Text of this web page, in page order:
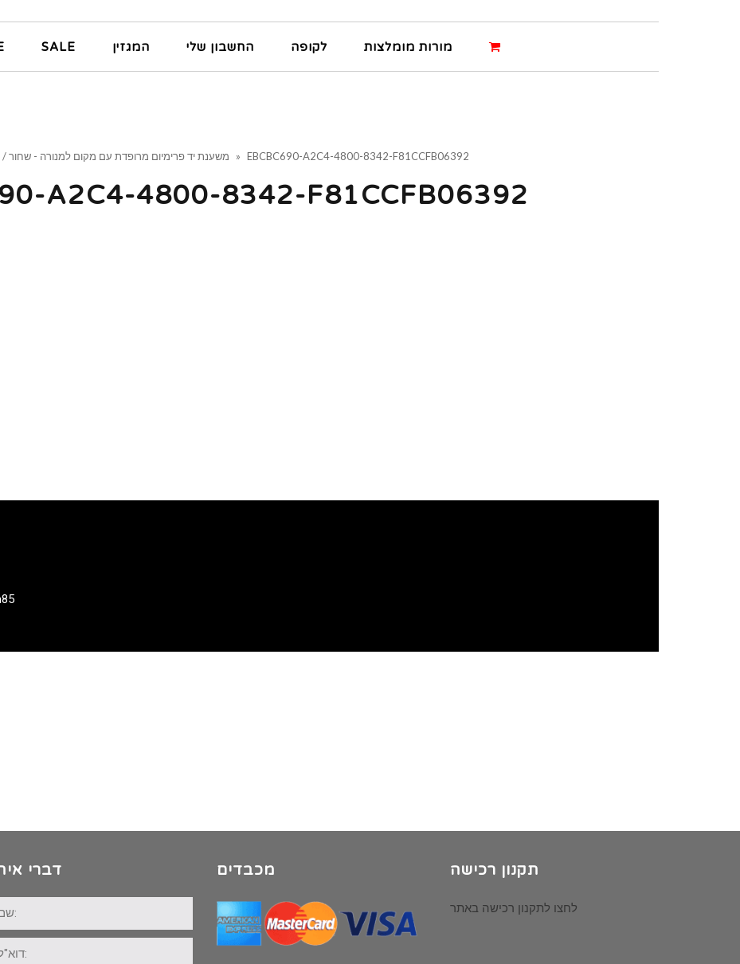
SALE המגזין החשבון שלי לקופה מורות מומלצות
משענת יד פרימיום מרופדת עם מקום למנורה - שחור / » EBCBC690-A2C4-4800-8342-F81CCFB06392
A2C4-4800-8342-F81CCFB06392
דברי מכבדים תקנון רכישה
לחצו לתקנון רכישה באתר